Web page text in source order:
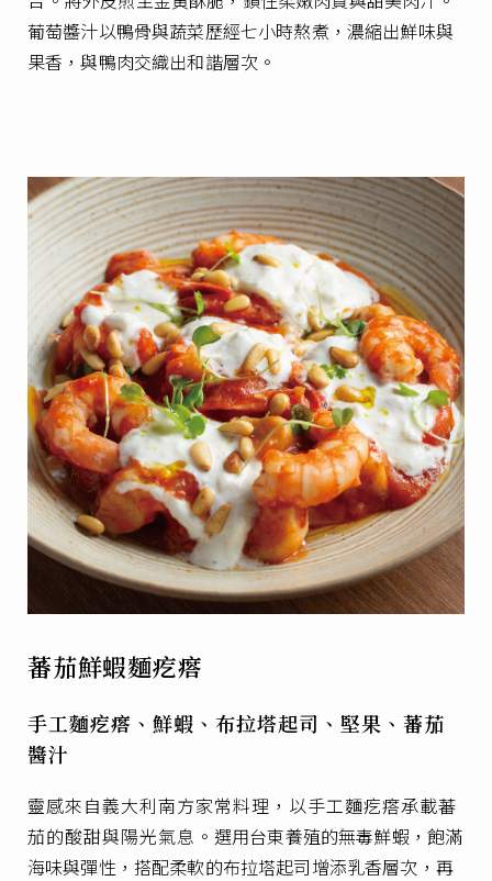
葡萄醬汁以鴨骨與蔬菜歷經七小時熬煮， 濃縮出鮮味與
果香，與鴨肉交織出和諧層次。
蕃茄鮮蝦麵疙瘩
手工麵疙瘩、鮮蝦、布拉塔起司、堅果、蕃茄
醬汁
靈感來自義大利南方家常料理，以手工麵疙瘩承載蕃
茄的酸甜與陽光氣息。 選用台東養殖的無毒鮮蝦，飽滿
海味與彈性， 搭配柔軟的布拉塔起司增添乳香層次，再